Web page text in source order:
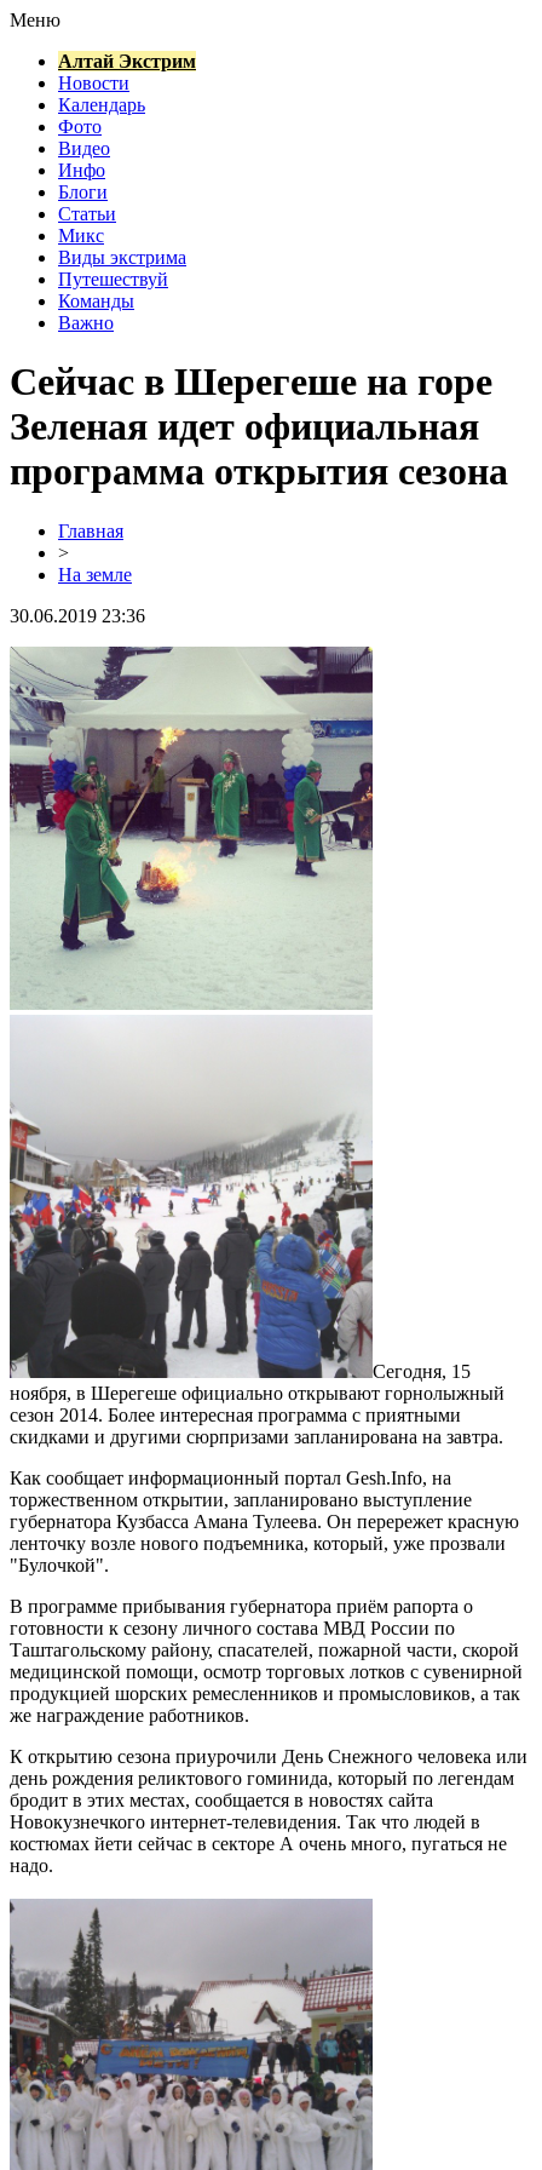
Меню
Алтай Экстрим
Новости
Календарь
Фото
Видео
Инфо
Блоги
Статьи
Микс
Виды экстрима
Путешествуй
Команды
Важно
Сейчас в Шерегеше на горе
Зеленая идет официальная
программа открытия сезона
Главная
>
На земле
30.06.2019 23:36
Сегодня, 15
ноября, в Шерегеше официально открывают горнолыжный
сезон 2014. Более интересная программа с приятными
скидками и другими сюрпризами запланирована на завтра.
Как сообщает информационный портал Gesh.Info, на
торжественном открытии, запланировано выступление
губернатора Кузбасса Амана Тулеева. Он перережет красную
ленточку возле нового подъемника, который, уже прозвали
"Булочкой".
В программе прибывания губернатора приём рапорта о
готовности к сезону личного состава МВД России по
Таштагольскому району, спасателей, пожарной части, скорой
медицинской помощи, осмотр торговых лотков с сувенирной
продукцией шорских ремесленников и промысловиков, а так
же награждение работников.
К открытию сезона приурочили День Снежного человека или
день рождения реликтового гоминида, который по легендам
бродит в этих местах, сообщается в новостях сайта
Новокузнечкого интернет-телевидения. Так что людей в
костюмах йети сейчас в секторе А очень много, пугаться не
надо.